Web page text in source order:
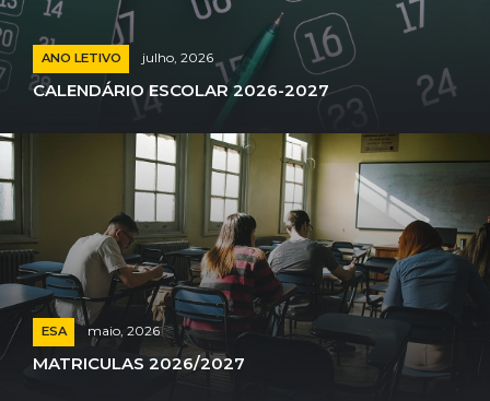
ANO LETIVO julho, 2026
CALENDÁRIO ESCOLAR 2026-2027
ESA maio, 2026
MATRICULAS 2026/2027